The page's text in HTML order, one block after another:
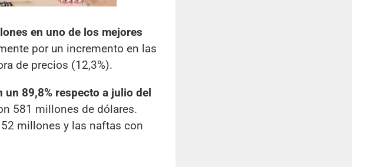
en uno de los mejores
por un incremento en las
de precios (12,3%).
89,8% respecto a julio del
581 millones de dólares.
millones y las naftas con